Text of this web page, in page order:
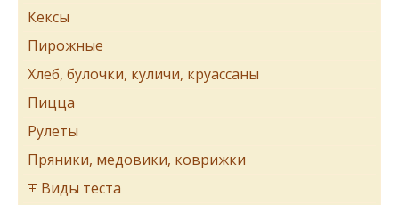
Кексы
Пирожные
Хлеб, булочки, куличи, круассаны
Пицца
Рулеты
Пряники, медовики, коврижки
Виды теста